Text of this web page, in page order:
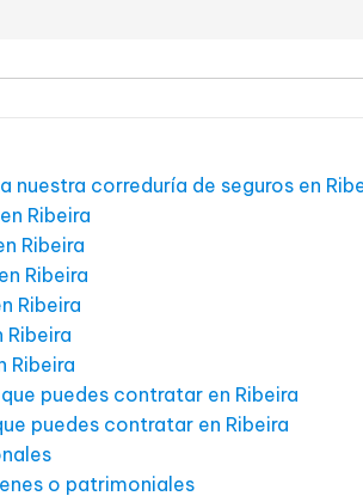
nuestra correduría de seguros en
Ribeira
Ribeira
Ribeira
Ribeira
Ribeira
Ribeira
puedes contratar en Ribeira
puedes contratar en Ribeira
o patrimoniales